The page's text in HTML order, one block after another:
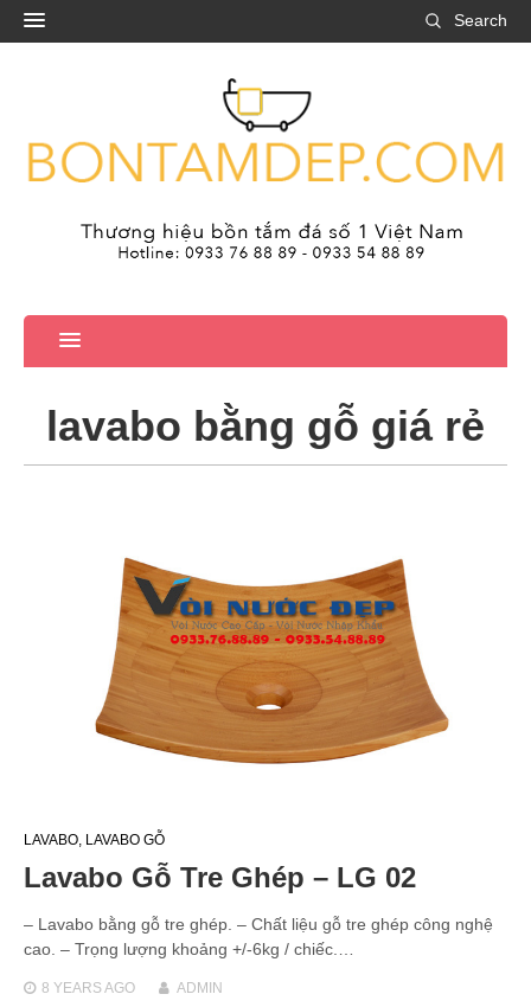
Search
lavabo bằng gỗ giá rẻ
LAVABO, LAVABO GỖ
Lavabo Gỗ Tre Ghép – LG 02
– Lavabo bằng gỗ tre ghép. – Chất liệu gỗ tre ghép công nghệ
cao. – Trọng lượng khoảng +/-6kg / chiếc.…
8 YEARSAGO ADMIN